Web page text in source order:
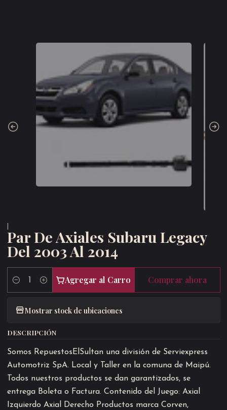
Par De Axiales Subaru Legacy
Del 2003 Al 2014
Cantidad
Agregar al Carro Comprar ahora
Mostrar stock de ubicaciones
DESCRIPCIÓN
Somos RepuestosElSultan una división de Serviexpress
Automotriz SpA. Local y Taller en la comuna de Maipú.
Todos nuestros productos se dan garantizados, se
entrega Boleta o Factura. Contenido del Juego: Axial
Izquierdo Axial Derecho Productos marca Corven,